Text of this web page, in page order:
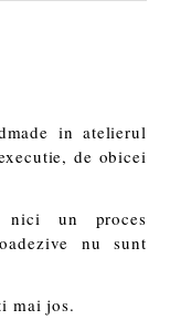
in atelierul
de obicei
nici un proces
nu sunt
mai jos.